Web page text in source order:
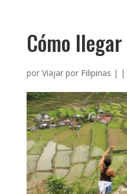
Cómo
por Viajar por Filipinas | |